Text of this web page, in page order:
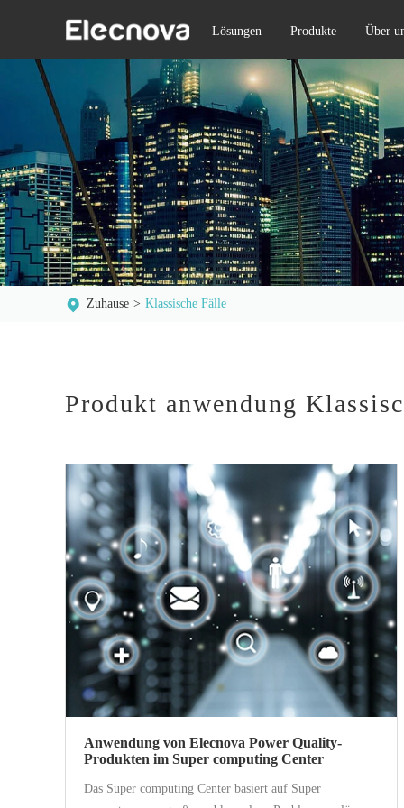
Lösungen Produkte Über
Zuhause Klassische Fälle
Produkt anwendung
Anwendung von Elecnova Power Quality-
Produkten im Super computing Center
Das Super computing Center basiert auf Super